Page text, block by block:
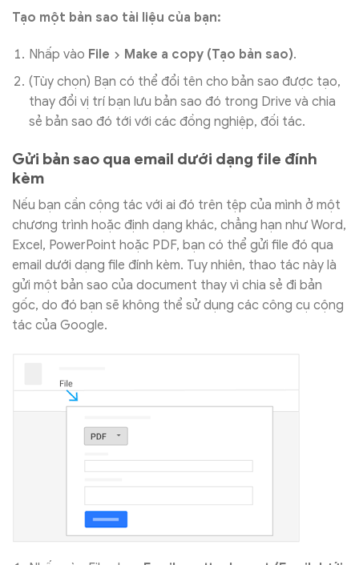
Tạo một bản sao tài liệu của bạn:
Nhấp vào File Make a copy (Tạo bản sao).
(Tùy chọn) Bạn có thể đổi tên cho bản sao được tạo,
thay đổi vị trí bạn lưu bản sao đó trong Drive và chia
sẻ bản sao đó tới với các đồng nghiệp, đối tác.
Gửi bản sao qua email dưới dạng file đính
kèm
Nếu bạn cần cộng tác với ai đó trên tệp của mình ở một
chương trình hoặc định dạng khác, chẳng hạn như Word,
Excel, PowerPoint hoặc PDF, bạn có thể gửi file đó qua
email dưới dạng file đính kèm. Tuy nhiên, thao tác này là
gửi một bản sao của document thay vì chia sẻ đi bản
gốc, do đó bạn sẽ không thể sử dụng các công cụ cộng
tác của Google.